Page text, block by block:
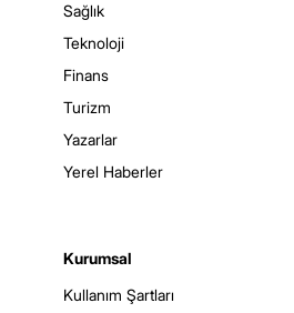
Sağlık
Teknoloji
Finans
Turizm
Yazarlar
Yerel Haberler
Kurumsal
Kullanım Şartları